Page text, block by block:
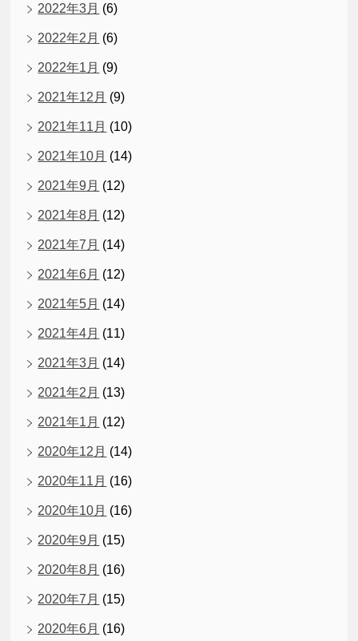
2022年3月 (6)
2022年2月 (6)
2022年1月 (9)
2021年12月 (9)
2021年11月 (10)
2021年10月 (14)
2021年9月 (12)
2021年8月 (12)
2021年7月 (14)
2021年6月 (12)
2021年5月 (14)
2021年4月 (11)
2021年3月 (14)
2021年2月 (13)
2021年1月 (12)
2020年12月 (14)
2020年11月 (16)
2020年10月 (16)
2020年9月 (15)
2020年8月 (16)
2020年7月 (15)
2020年6月 (16)